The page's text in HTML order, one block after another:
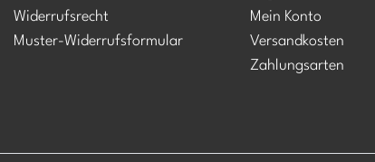
Widerrufsrecht
Muster-Widerrufsformular
Mein Konto
Versandkosten
Zahlungsarten